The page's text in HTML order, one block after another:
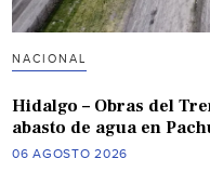
NACIONAL
Hidalgo – Obras del
abasto de agua en
06 AGOSTO 2026